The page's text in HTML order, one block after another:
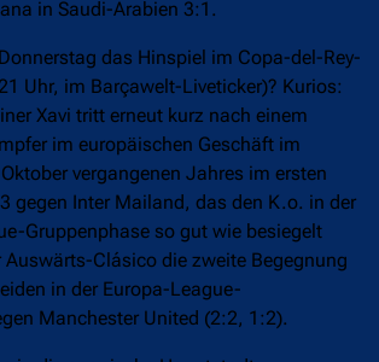
in Saudi-Arabien 3:1.
das Hinspiel im Copa-del-Rey-
Uhr, im Barçawelt-Liveticker)? Kurios:
Xavi tritt erneut kurz nach einem
im europäischen Geschäft im
vergangenen Jahres im ersten
gegen Inter Mailand, das den K.o. in der
Gruppenphase so gut wie besiegelt
Clásico die zweite Begegnung
in der Europa-League-
Manchester United (2:2, 1:2).